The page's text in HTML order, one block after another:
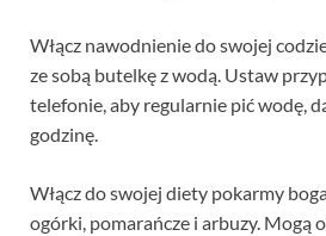
Włącz nawodnienie do swojej
ze sobą butelkę z wodą. Ustaw
telefonie, aby regularnie pić wodę,
godzinę.
Włącz do swojej diety pokarmy
ogórki, pomarańcze i arbuzy. Mogą